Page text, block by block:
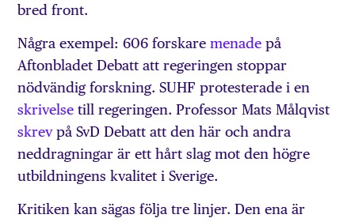
bred front.
Några exempel: 606 forskaremenade på
Aftonbladet Debatt att regeringen stoppar
nödvändig forskning. SUHF protesterade i en
skrivelse till regeringen. Professor Mats Målqvist
skrevpå SvD Debatt att den här och andra
neddragningar är ett hårt slag mot den högre
utbildningens kvalitet i Sverige.
Kritiken kan sägas följa tre linjer. Den ena är